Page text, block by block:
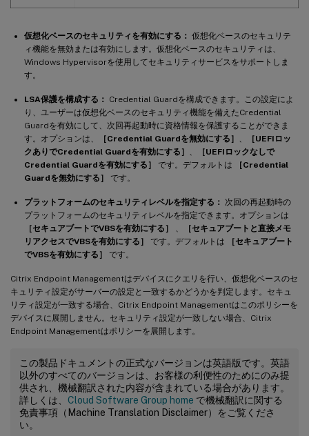
仮想化ベースのセキュリティを有効にする： 仮想化ベースのセキュリテ
ィ機能を無効または有効にします。仮想化ベースのセキュリティは、
Windows Hypervisorを使用してセキュリティサービスをサポートしま
す。
LSA保護を構成する：
Credential Guardを構成できます。この設定によ
り、ユーザーは仮想化ベースのセキュリティ機能を備えたCredential
Guardを有効にして、次回再起動時に資格情報を保護することができま
す。オプションは、
［Credential Guardを無効にする］ 、
［UEFIロッ
クありでCredential Guardを有効にする］ 、
［UEFIロックなしで
Credential Guardを有効にする］
です。デフォルトは
［Credential
Guardを無効にする］
です。
プラットフォームのセキュリティレベルを指定する：
次回の再起動時の
プラットフォームのセキュリティレベルを指定できます。オプションは
［セキュアブートでVBSを有効にする］
、
［セキュアブートと直接メモ
リアクセスでVBSを有効にする］
です。デフォルトは
［セキュアブート
でVBSを有効にする］
です。
Citrix Endpoint Managementはデバイスにクエリを行い、仮想化ベースのセ
キュリティ設定がサーバーの設定と一致するかどうかを判定します。セキュ
リティ設定が一致する場合、Citrix Endpoint Managementはこのポリシーを
デバイスに展開しません。セキュリティ設定が一致しない場合、Citrix
Endpoint Managementはポリシーを展開します。
この製品ドキュメントの正式なバージョンは英語版です。英語
以外のすべてのバージョンは、お客様の利便性のためにのみ提
供され、機械翻訳された内容が含まれている場合があります。
詳しくは、 Cloud Software Group home で機械翻訳に関する
免責事項（Machine Translation Disclaimer）をご覧くださ
い。